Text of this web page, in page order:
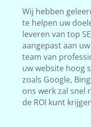
Wij hebben
te helpen uw
leveren van top
aangepast aan
team van
uw website hoog
zoals Google,
ons werk zal snel
de ROI kunt